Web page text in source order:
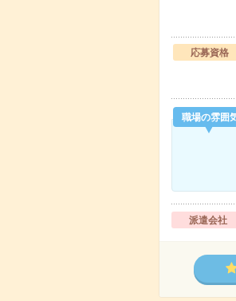
応募資格
職場の雰囲
派遣会社